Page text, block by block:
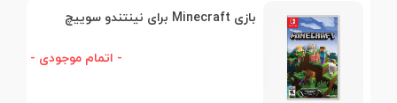
بازی Minecraft برای نینتندو سوییچ
- اتمام موجودی -